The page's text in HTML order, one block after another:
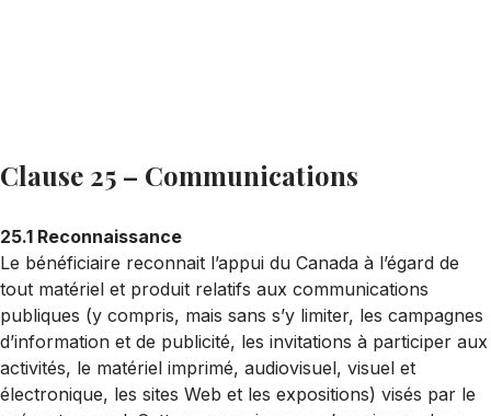
Clause 25 – Communications
25.1 Reconnaissance
Le bénéficiaire reconnait l’appui du Canada à l’égard de
tout matériel et produit relatifs aux communications
publiques (y compris, mais sans s’y limiter, les campagnes
d’information et de publicité, les invitations à participer aux
activités, le matériel imprimé, audiovisuel, visuel et
électronique, les sites Web et les expositions) visés par le